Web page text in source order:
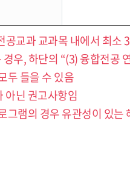
교과 교과목 내에서 최소
우, 하단의 “(3) 융합전공
두 들을 수 있음
아닌 권고사항임
그램의 경우 유관성이 있